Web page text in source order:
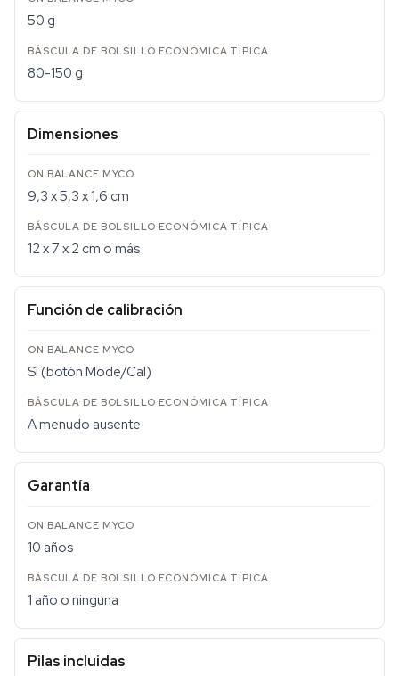
50 g
80-150 g
Dimensiones
9,3 x 5,3 x 1,6 cm
12 x 7 x 2 cm o más
Función de calibración
Sí (botón Mode/Cal)
A menudo ausente
Garantía
10 años
1 año o ninguna
Pilas incluidas